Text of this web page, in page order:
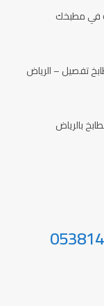
في مطبخك
تفصيل – الرياض
بالرياض